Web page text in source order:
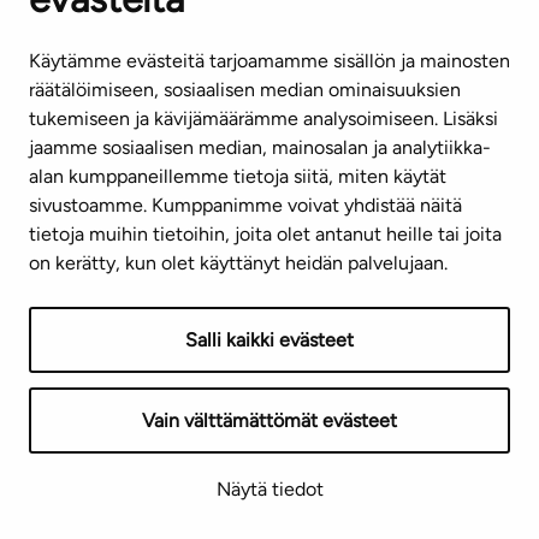
Käytämme evästeitä tarjoamamme sisällön ja mainosten
räätälöimiseen, sosiaalisen median ominaisuuksien
tukemiseen ja kävijämäärämme analysoimiseen. Lisäksi
jaamme sosiaalisen median, mainosalan ja analytiikka-
alan kumppaneillemme tietoja siitä, miten käytät
sivustoamme. Kumppanimme voivat yhdistää näitä
tietoja muihin tietoihin, joita olet antanut heille tai joita
on kerätty, kun olet käyttänyt heidän palvelujaan.
Salli kaikki evästeet
Vain välttämättömät evästeet
Näytä tiedot